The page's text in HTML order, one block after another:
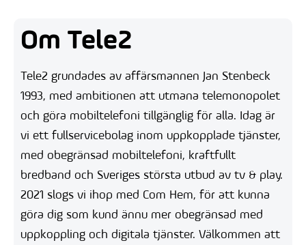
Om Tele2
Tele2 grundades av affärsmannen Jan Stenbeck
1993, med ambitionen att utmana telemonopolet
och göra mobiltelefoni tillgänglig för alla. Idag är
vi ett fullservicebolag inom uppkopplade tjänster,
med obegränsad mobiltelefoni, kraftfullt
bredband och Sveriges största utbud av tv & play.
2021 slogs vi ihop med Com Hem, för att kunna
göra dig som kund ännu mer obegränsad med
uppkoppling och digitala tjänster. Välkommen att